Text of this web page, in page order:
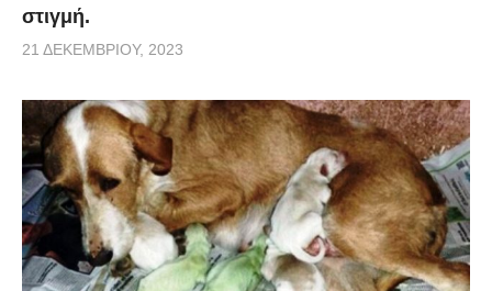
στιγμή.
21 ΔΕΚΕΜΒΡΊΟΥ, 2023